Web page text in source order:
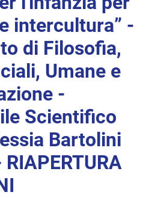
intercultura” -
di Filosofia,
Umane e
-
Scientifico
Bartolini